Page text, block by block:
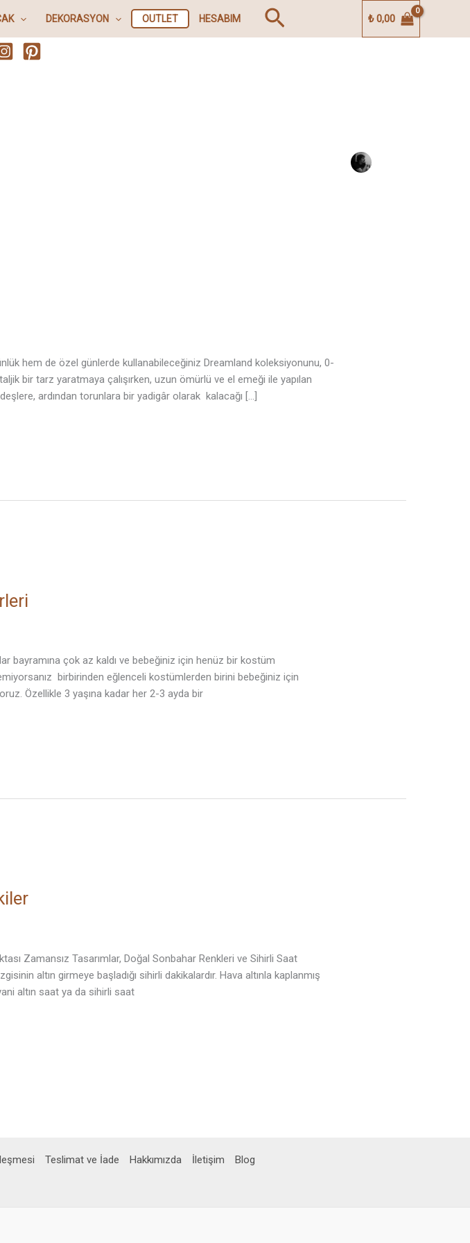
DEKORASYON OUTLET HESABIM Arama ₺0,00
hem de özel günlerde kullanabileceğiniz Dreamland koleksiyonunu, 0-
bir tarz yaratmaya çalışırken, uzun ömürlü ve el emeği ile yapılan
ardından torunlara bir yadigâr olarak kalacağı […]
bayramına çok az kaldı ve bebeğiniz için henüz bir kostüm
birbirinden eğlenceli kostümlerden birini bebeğiniz için
Özellikle 3 yaşına kadar her 2-3 ayda bir
Zamansız Tasarımlar, Doğal Sonbahar Renkleri ve Sihirli Saat
altın girmeye başladığı sihirli dakikalardır. Hava altınla kaplanmış
altın saat ya da sihirli saat
Teslimat ve İade Hakkımızda İletişim Blog